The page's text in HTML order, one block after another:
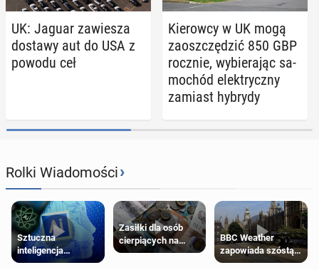
UK: Jaguar za­wie­sza
dostawy aut do USA z
powodu ceł
Kie­row­cy w UK mogą
za­osz­czę­dzić 850 GBP
rocznie, wy­bie­ra­jąc sa­
mo­chód elek­trycz­ny
zamiast hybrydy
Rolki Wiadomości›
Sztuczna
inteligencja
próbowała oszukać
Zasiłki dla osób
cierpiących na
schorzenia
BBC Weather
zapowiada szóstą
falę upałów w